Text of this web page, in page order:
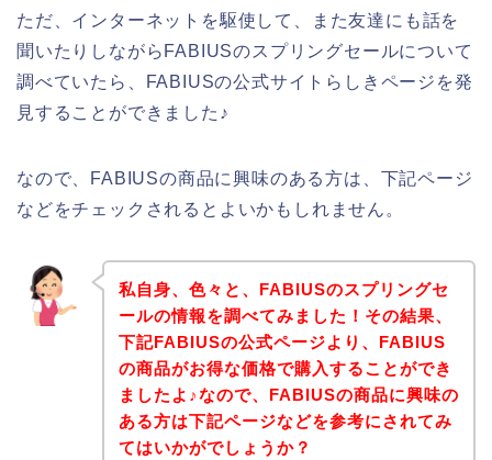
ただ、インターネットを駆使して、また友達にも話を
聞いたりしながらFABIUSのスプリングセールについて
調べていたら、FABIUSの公式サイトらしきページを発
見することができました♪
なので、FABIUSの商品に興味のある方は、下記ページ
などをチェックされるとよいかもしれません。
私自身、色々と、FABIUSのスプリングセ
ールの情報を調べてみました！その結果、
下記FABIUSの公式ページより、FABIUS
の商品がお得な価格で購入することができ
ましたよ♪なので、FABIUSの商品に興味の
ある方は下記ページなどを参考にされてみ
てはいかがでしょうか？